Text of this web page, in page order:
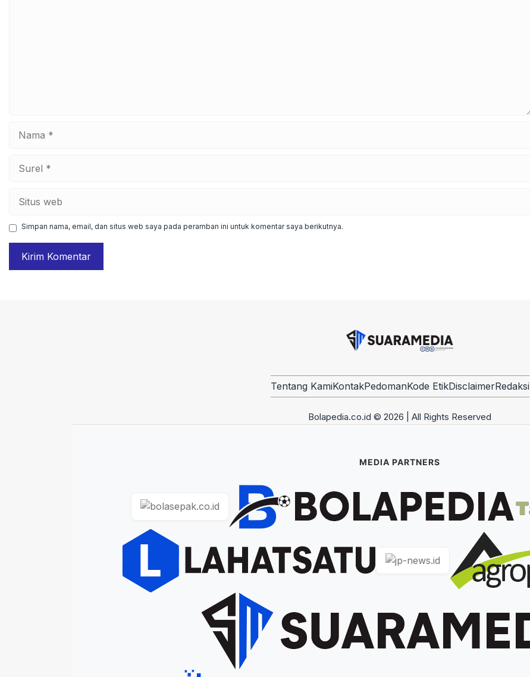
web
Simpan nama, email, dan situs web saya pada peramban ini untuk komentar saya berikutnya.
Tentang KamiKontakPedomanKode EtikDisclaimerRedaksi
Bolapedia.co.id © 2026 | All Rights Reserved
MEDIA PARTNERS